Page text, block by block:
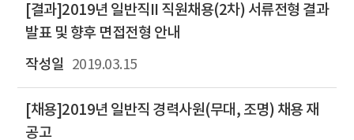
[결과]2019년 일반직II 직원채용(2차) 서류전형 결과
발표 및 향후 면접전형 안내
2019.03.15
[채용]2019년 일반직 경력사원(무대, 조명) 채용 재
공고